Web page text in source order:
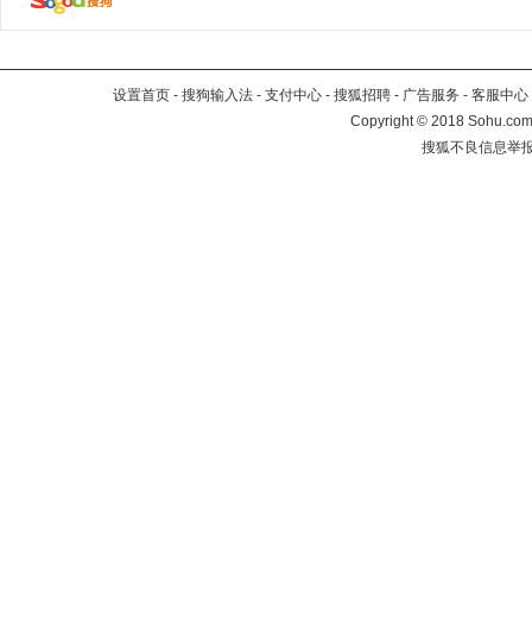
设置首页 - 搜狗输入法 - 支付中心 - 搜狐招聘 - 广告服务 - 客服中心
Copyright©2018
搜狐不良信息举